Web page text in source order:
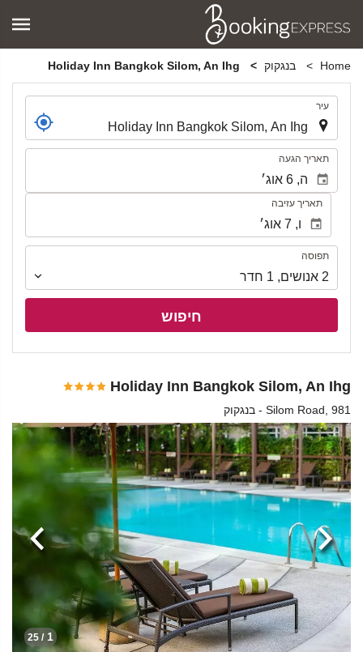
Home בנגקוק
עיר
תאריך הגעה
תאריך עזיבה
תפוסה
תפוסה
2 אנושים,
1 חדר
חיפוש
Holiday Inn Bangkok Silom, An Ihg
Silom Road, 981 - בנגקוק
1
/ 25
הקודמת הבא